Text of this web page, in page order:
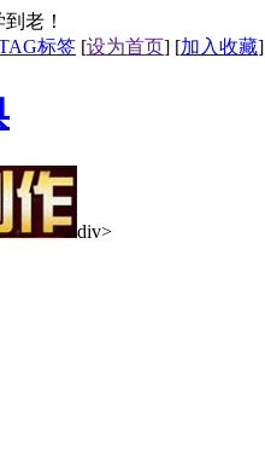
老！
标签 [设为首页] [加入收藏]
div>